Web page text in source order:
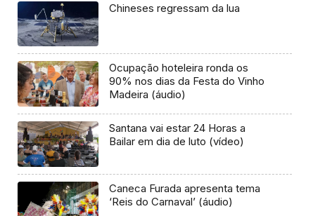
Chineses regressam da lua
Ocupação hoteleira ronda os
90% nos dias da Festa do Vinho
Madeira (áudio)
Santana vai estar 24 Horas a
Bailar em dia de luto (vídeo)
Caneca Furada apresenta tema
‘Reis do Carnaval’ (áudio)